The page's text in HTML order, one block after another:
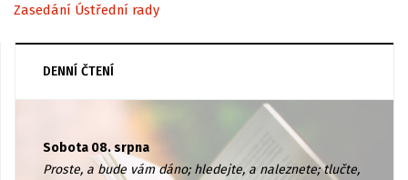
Zasedání Ústřední rady
DENNÍ ČTENÍ
Sobota 08. srpna
Proste, a bude vám dáno; hledejte, a naleznete; tlučte,